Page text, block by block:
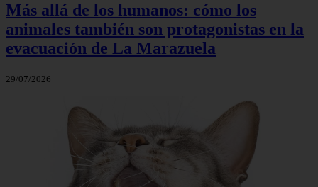
Más allá de los humanos: cómo los
animales también son protagonistas en la
evacuación de La Marazuela
29/07/2026